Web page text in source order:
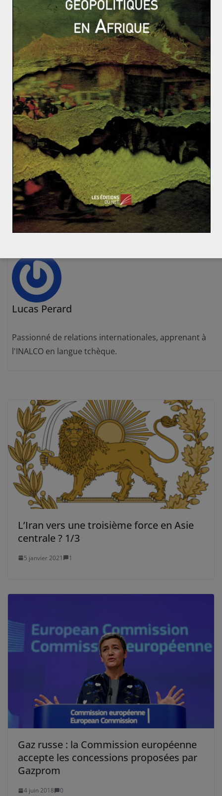
énergétique. En somme, garder le dialogue mais ne pas
dépendre d’eux.
Pour Babiš il est essentiel de rééquilibrer le rapport
import-export avec le géant asiatique. La Tchéquie
importerait en effet dix fois plus qu’elle n’exporterait.
Concernant la Russie, il préfère garder ses distances en
constatant que le dialogue est au point mort. Ils sont
tous les deux pour continuer de soutenir l’Ukraine et
pour qu’une issue au conflit soit trouvée. Le tout sans
compromettre l’intégrité de son territoire.
L’UE durcit le ton face à la désinformation en ligne
(3/3)
Netanyahou, un représentant du sionisme révisionn
iste, qui vise à affaiblir l’État de Droit israélien
Lucas Perard
Passionné de relations internationales, apprenant à
l'INALCO en langue tchèque.
L’Iran vers une troisième force en Asie
centrale ? 1/3
5 janvier 2021 1
Gaz russe : la Commission européenne
accepte les concessions proposées par
Gazprom
4 juin 2018 0